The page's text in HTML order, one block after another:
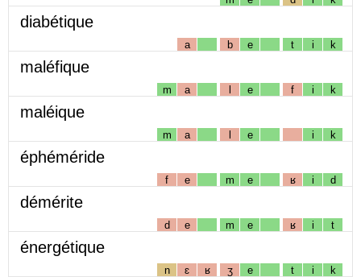
diabétique
a b e t i k
maléfique
m a l e f i k
maléique
m a l e i k
éphéméride
f e m e ʁ i d
démérite
d e m e ʁ i t
énergétique
n ɛ ʁ ʒ e t i k